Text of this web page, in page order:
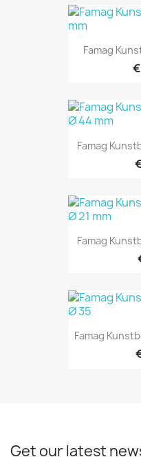
Famag
Famag
Famag
Famag
Get our latest